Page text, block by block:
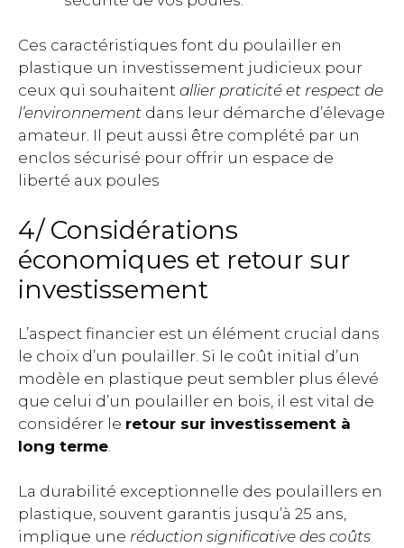
Ces caractéristiques font du poulailler en
plastique un investissement judicieux pour
ceux qui souhaitent allier praticité et respect de
l’environnement dans leur démarche d’élevage
amateur. Il peut aussi être complété par un
enclos sécurisé pour offrir un espace de
liberté aux poules
4/ Considérations
économiques et retour sur
investissement
L’aspect financier est un élément crucial dans
le choix d’un poulailler. Si le coût initial d’un
modèle en plastique peut sembler plus élevé
que celui d’un poulailler en bois, il est vital de
considérer le retour sur investissement à
long terme
La durabilité exceptionnelle des poulaillers en
plastique, souvent garantis jusqu’à 25 ans,
implique une réduction significative des coûts